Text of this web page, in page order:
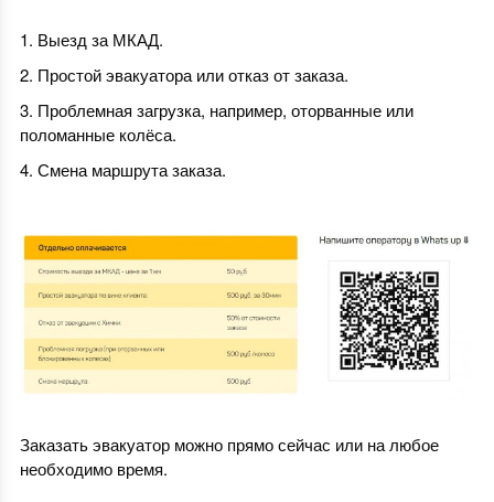
Выезд за МКАД.
Простой эвакуатора или отказ от заказа.
Проблемная загрузка, например, оторванные или
поломанные колёса.
Смена маршрута заказа.
Заказать эвакуатор можно прямо сейчас или на любое
необходимо время.